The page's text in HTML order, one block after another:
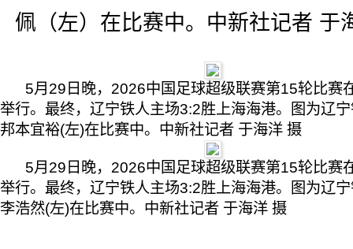
佩（左）在比赛中。中新社记者 于
5月29日晚，2026中国足球超级联赛第15轮比赛
举行。最终，辽宁铁人主场3:2胜上海海港。图为辽
邦本宜裕(左)在比赛中。中新社记者 于海洋 摄
5月29日晚，2026中国足球超级联赛第15轮比赛
举行。最终，辽宁铁人主场3:2胜上海海港。图为辽
李浩然(左)在比赛中。中新社记者 于海洋 摄